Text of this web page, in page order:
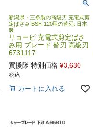
新潟県・三条製の高級刃 充電式剪
定ばさみ BSH-120用の替刃､日本
製
リョービ 充電式剪定ばさ
み用 ブレード 替刃 高級刃
6731117
買援隊 特別価格 ¥3,630
税込
カートに入れる